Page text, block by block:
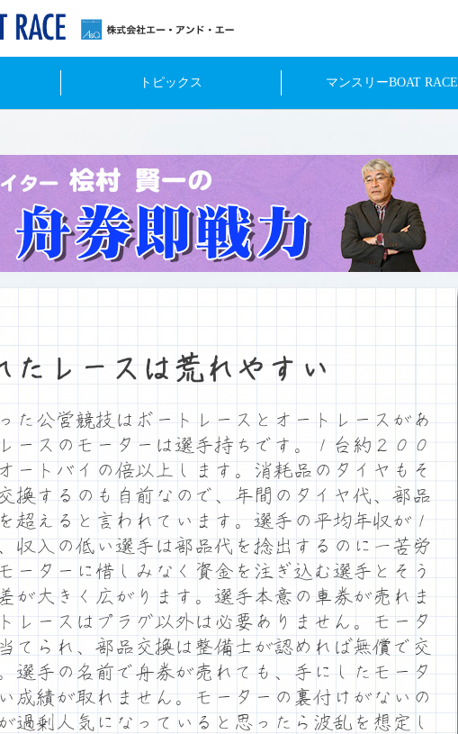
トピックス マンスリーBOAT RACE
たレースは荒れやすい
た公営競技はボートレースとオートレースがあ
ースのモーターは選手持ちです。１台約２００
ートバイの倍以上します。消耗品のタイヤもそ
換するのも自前なので、年間のタイヤ代、部品
超えると言われています。選手の平均年収が１
収入の低い選手は部品代を捻出するのに一苦労
ーターに惜しみなく資金を注ぎ込む選手とそう
が大きく広がります。選手本意の車券が売れま
レースはプラグ以外は必要ありません。モータ
てられ、部品交換は整備士が認めれば無償で交
選手の名前で舟券が売れても、手にしたモータ
成績が取れません。モーターの裏付けがないの
過剰人気になっていると思ったら波乱を想定し